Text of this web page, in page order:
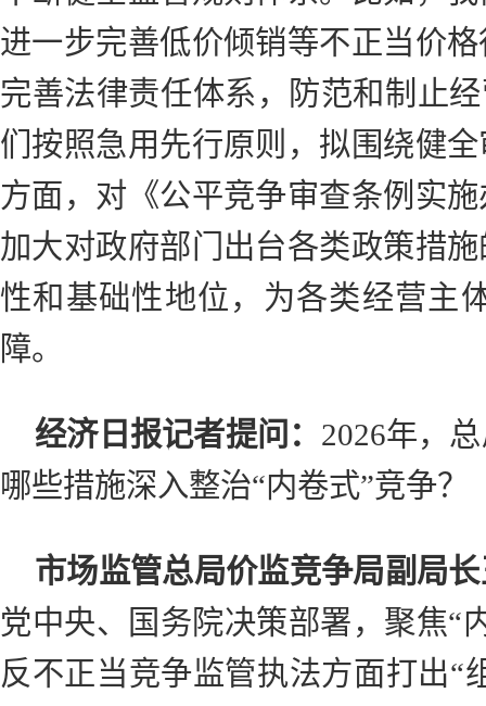
进一步完善低价倾销等不正当价
完善法律责任体系，防范和制止
们按照急用先行原则，拟围绕健
方面，对《公平竞争审查条例实
加大对政府部门出台各类政策措
性和基础性地位，为各类经营主
障。
经济日报记者提问： 2026年，
哪些措施深入整治“内卷式”竞争？
市场监管总局价监竞争局副局
党中央、国务院决策部署，聚焦“
反不正当竞争监管执法方面打出“